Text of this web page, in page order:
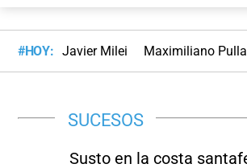
#HOY: Javier Milei Maximiliano
SUCESOS
Susto en la costa